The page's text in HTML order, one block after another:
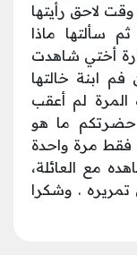
لاحق رأيتها
سألتها ماذا
أختي شاهدت
ابنة خالتها
المرة لم أعقب
حضرتكم ما هو
فقط مرة واحدة
مع العائلة،
. وشكرا